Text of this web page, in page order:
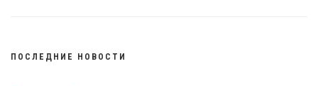
ПОСЛЕДНИЕ НОВОСТИ